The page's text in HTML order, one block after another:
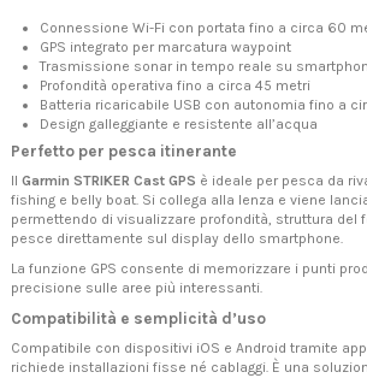
Connessione Wi-Fi con portata fino a circa 60
GPS integrato per marcatura waypoint
Trasmissione sonar in tempo reale su
Profondità operativa fino a circa 45 metri
Batteria ricaricabile USB con autonomia fino a
Design galleggiante e resistente all’acqua
Perfetto per pesca itinerante
Il Garmin STRIKER Cast GPS è ideale per pesca da
fishing e belly boat. Si collega alla lenza e viene
permettendo di visualizzare profondità, struttura del
pesce direttamente sul display dello smartphone.
La funzione GPS consente di memorizzare i punti
precisione sulle aree più interessanti.
Compatibilità e semplicità d’uso
Compatibile con dispositivi iOS e Android tramite
richiede installazioni fisse né cablaggi. È una